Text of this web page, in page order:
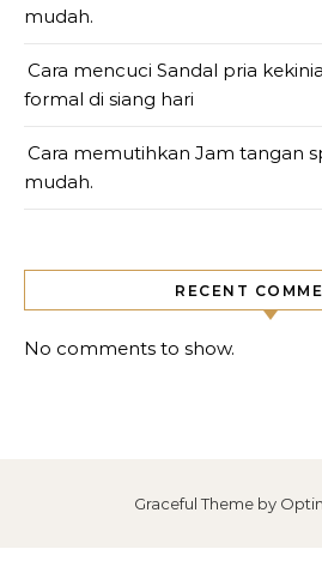
mudah.
Cara mencuci Sandal pria
formal di siang hari
Cara memutihkan Jam tangan
mudah.
RECENT
No comments to show.
Graceful Theme by